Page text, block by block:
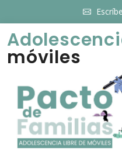
móviles